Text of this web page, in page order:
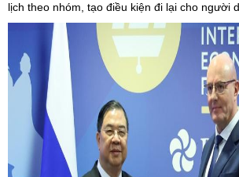
lịch theo nhóm, tạo điều kiện đi lại cho người